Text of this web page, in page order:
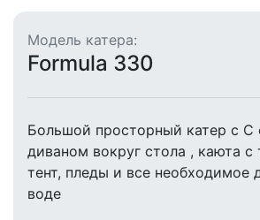
Модель катера:
Formula 330
Большой просторный катер с С
диваном вокруг стола , каюта с
тент, пледы и все необходимое
воде